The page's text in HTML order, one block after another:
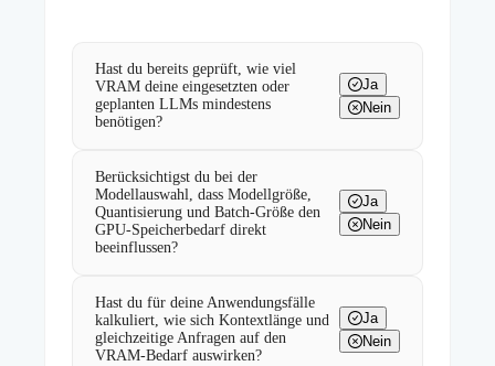
Hast du bereits geprüft, wie viel
VRAM deine eingesetzten oder
geplanten LLMs mindestens
benötigen?
Ja
Nein
Berücksichtigst du bei der
Modellauswahl, dass Modellgröße,
Quantisierung und Batch-Größe den
GPU-Speicherbedarf direkt
beeinflussen?
Ja
Nein
Hast du für deine Anwendungsfälle
kalkuliert, wie sich Kontextlänge und
gleichzeitige Anfragen auf den
VRAM-Bedarf auswirken?
Ja
Nein